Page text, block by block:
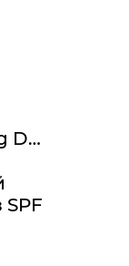
Forever Young Rejuvenating Day Eye Cream SPF15